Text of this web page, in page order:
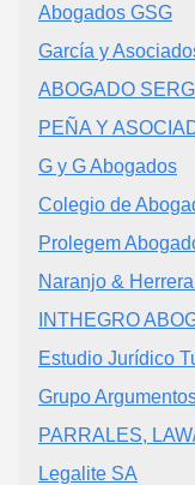
Abogados GSG
García y
ABOGADO
PEÑA Y
G y G Abogados
Colegio de
Prolegem
Naranjo &
INTHEGRO
Estudio Jurídico
Grupo
PARRALES,
Legalite SA